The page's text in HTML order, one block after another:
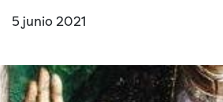
5 junio 2021